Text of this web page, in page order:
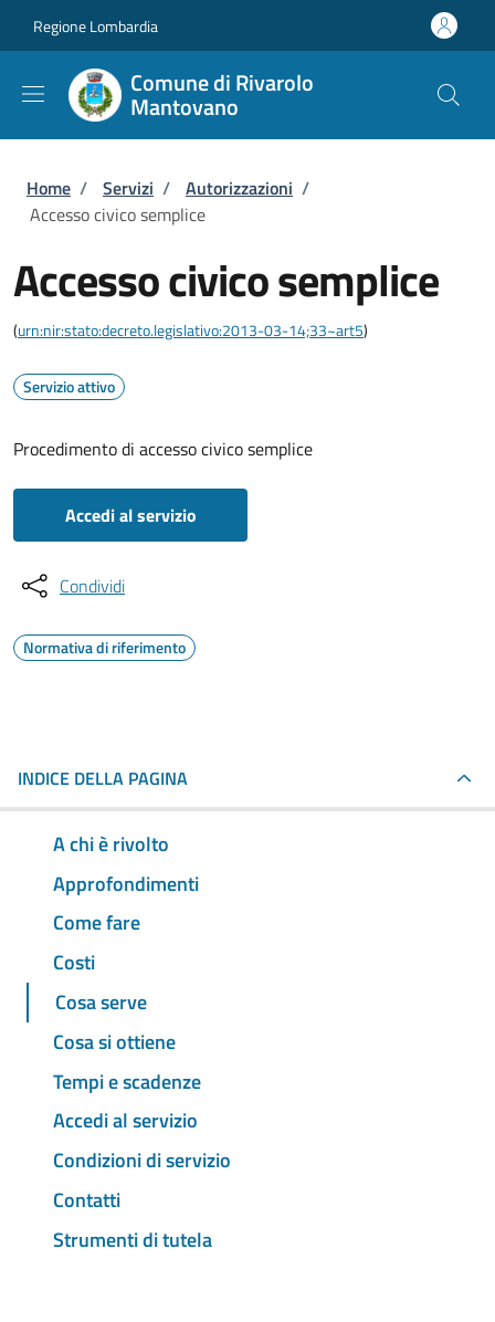
Regione Lombardia
Comune di Rivarolo
Mantovano
Briciole di pane
Home / Servizi / Autorizzazioni /
Accesso civico semplice
Accesso civico semplice
(urn:nir:stato:decreto.legislativo:2013-03-14;33~art5)
Servizio attivo
Procedimento di accesso civico semplice
Accedi al servizio
Condividi
Normativa di riferimento
INDICE DELLA PAGINA
A chi è rivolto
Approfondimenti
Come fare
Costi
Cosa serve
Cosa si ottiene
Tempi e scadenze
Accedi al servizio
Condizioni di servizio
Contatti
Strumenti di tutela